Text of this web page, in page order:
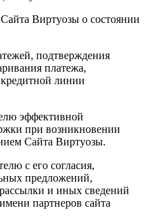
Виртуозы о состоянии
подтверждения
платежа,
линии
эффективной
при возникновении
Сайта Виртуозы.
с его согласия,
предложений,
и иных сведений
партнеров сайта